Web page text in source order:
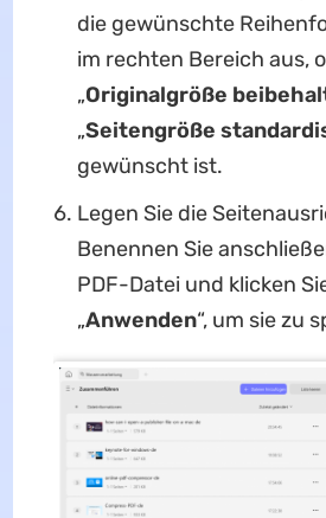
die gewünschte
im rechten Bereich aus,
„Originalgröße
„Seitengröße
gewünscht ist.
Legen Sie die
Benennen Sie
PDF-Datei und klicken
„Anwenden“, um sie zu